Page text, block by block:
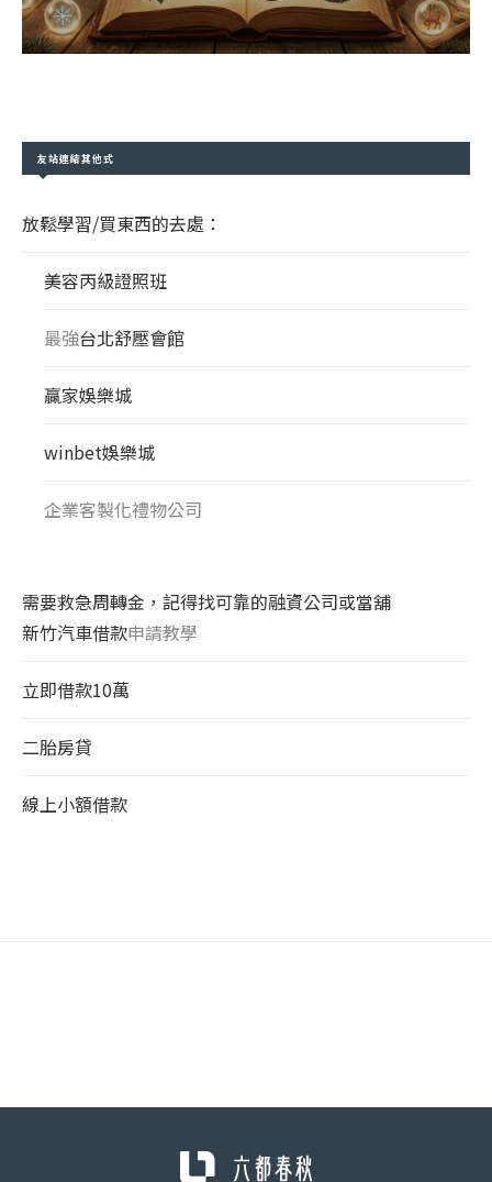
友站連結其他式
放鬆學習/買東西的去處：
美容丙級證照班
最強台北舒壓會館
贏家娛樂城
winbet娛樂城
企業客製化禮物公司
需要救急周轉金，記得找可靠的融資公司或當舖
新竹汽車借款申請教學
立即借款10萬
二胎房貸
線上小額借款